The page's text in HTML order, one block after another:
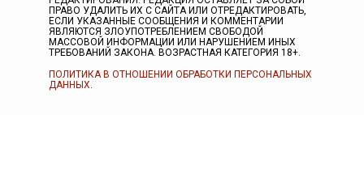
ПРАВО УДАЛИТЬ ИХ С САЙТА ИЛИ ОТРЕДАКТИРОВАТЬ,
ЕСЛИ УКАЗАННЫЕ СООБЩЕНИЯ И КОММЕНТАРИИ
ЯВЛЯЮТСЯ ЗЛОУПОТРЕБЛЕНИЕМ СВОБОДОЙ
МАССОВОЙ ИНФОРМАЦИИ ИЛИ НАРУШЕНИЕМ ИНЫХ
ТРЕБОВАНИЙ ЗАКОНА. ВОЗРАСТНАЯ КАТЕГОРИЯ 18+.
ПОЛИТИКА В ОТНОШЕНИИ ОБРАБОТКИ ПЕРСОНАЛЬНЫХ
ДАННЫХ